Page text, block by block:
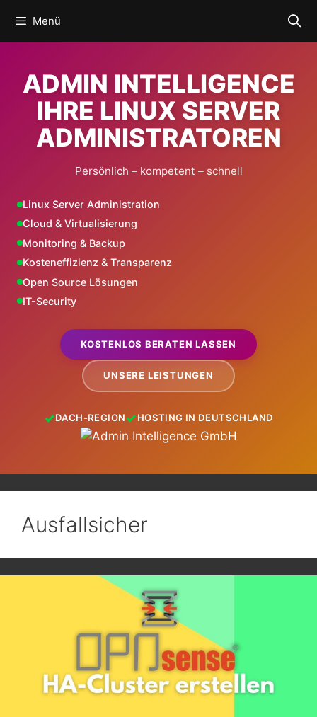
Inhalt
springen
Menü
ADMIN INTELLIGENCE
IHRE LINUX SERVER
ADMINISTRATOREN
Persönlich – kompetent – schnell
Linux Server Administration
Cloud & Virtualisierung
Monitoring & Backup
Kosteneffizienz & Transparenz
Open Source Lösungen
IT-Security
KOSTENLOS BERATEN LASSEN
UNSERE LEISTUNGEN
DACH-REGION HOSTING IN DEUTSCHLAND
Ausfallsicher